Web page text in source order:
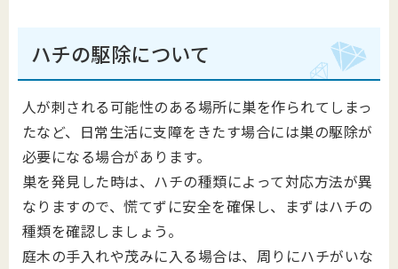
ハチの駆除について
人が刺される可能性のある場所に巣を作られてしまっ
たなど、日常生活に支障をきたす場合には巣の駆除が
必要になる場合があります。
巣を発見した時は、ハチの種類によって対応方法が異
なりますので、慌てずに安全を確保し、まずはハチの
種類を確認しましょう。
庭木の手入れや茂みに入る場合は、周りにハチがいな